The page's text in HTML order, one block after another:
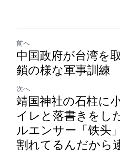
前へ
中国政府が台湾を
鎖の様な軍事訓練
次へ
靖国神社の石柱に
イレと落書きをし
ルエンサー「铁头
割れてるんだから